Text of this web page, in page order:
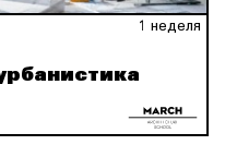
1 неделя